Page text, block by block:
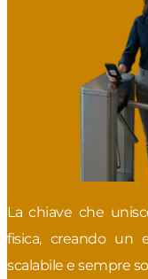
La chiave che
fisica, creando un
scalabile e sempre